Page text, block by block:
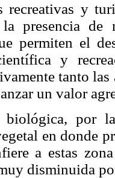
recreativas y
presencia de
permiten el
y
tanto
un valor
biológica, por
en donde
a estas
disminuida